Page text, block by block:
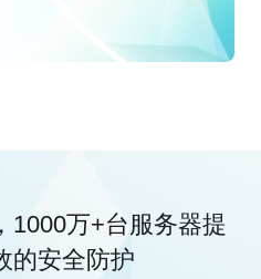
1000万+台服务器提
的安全防护